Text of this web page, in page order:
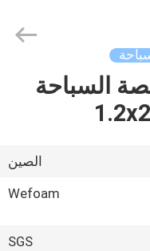
السباحة
الصين
Wefoam
SGS